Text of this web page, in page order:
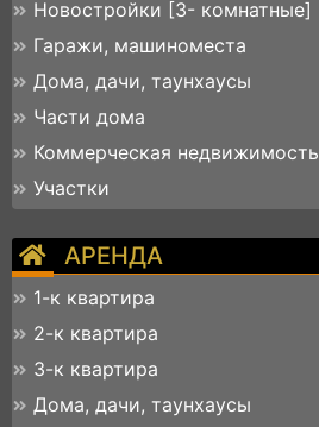
Новостройки [3- комнатные]
Гаражи, машиноместа
Дома, дачи, таунхаусы
Части дома
Коммерческая недвижимость
Участки
АРЕНДА
1-к квартира
2-к квартира
3-к квартира
Дома, дачи, таунхаусы